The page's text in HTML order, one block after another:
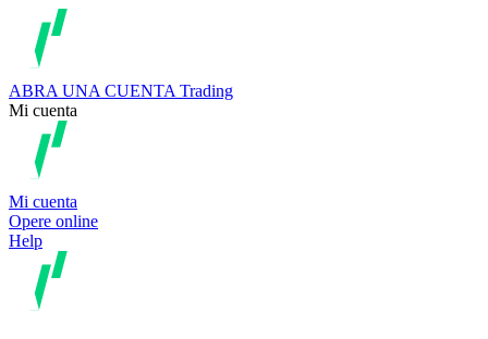
ABRA UNA CUENTA Trading
Mi cuenta
Mi cuenta
Opere online
Help